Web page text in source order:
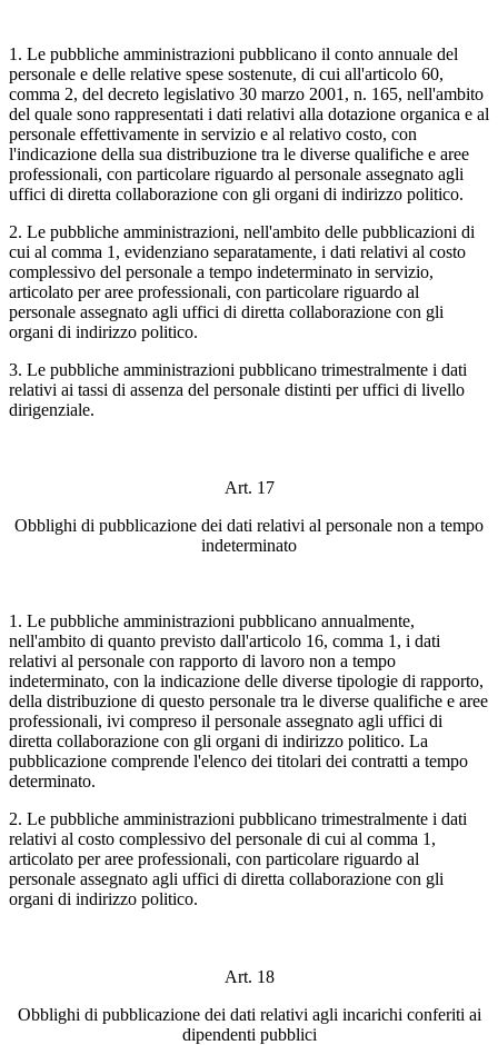
1. Le pubbliche amministrazioni pubblicano il conto annuale del
personale e delle relative spese sostenute, di cui all'articolo 60,
comma 2, del decreto legislativo 30 marzo 2001, n. 165, nell'ambito
del quale sono rappresentati i dati relativi alla dotazione organica e al
personale effettivamente in servizio e al relativo costo, con
l'indicazione della sua distribuzione tra le diverse qualifiche e aree
professionali, con particolare riguardo al personale assegnato agli
uffici di diretta collaborazione con gli organi di indirizzo politico.
2. Le pubbliche amministrazioni, nell'ambito delle pubblicazioni di
cui al comma 1, evidenziano separatamente, i dati relativi al costo
complessivo del personale a tempo indeterminato in servizio,
articolato per aree professionali, con particolare riguardo al
personale assegnato agli uffici di diretta collaborazione con gli
organi di indirizzo politico.
3. Le pubbliche amministrazioni pubblicano trimestralmente i dati
relativi ai tassi di assenza del personale distinti per uffici di livello
dirigenziale.
Art. 17
Obblighi di pubblicazione dei dati relativi al personale non a tempo
indeterminato
1. Le pubbliche amministrazioni pubblicano annualmente,
nell'ambito di quanto previsto dall'articolo 16, comma 1, i dati
relativi al personale con rapporto di lavoro non a tempo
indeterminato, con la indicazione delle diverse tipologie di rapporto,
della distribuzione di questo personale tra le diverse qualifiche e aree
professionali, ivi compreso il personale assegnato agli uffici di
diretta collaborazione con gli organi di indirizzo politico. La
pubblicazione comprende l'elenco dei titolari dei contratti a tempo
determinato.
2. Le pubbliche amministrazioni pubblicano trimestralmente i dati
relativi al costo complessivo del personale di cui al comma 1,
articolato per aree professionali, con particolare riguardo al
personale assegnato agli uffici di diretta collaborazione con gli
organi di indirizzo politico.
Art. 18
Obblighi di pubblicazione dei dati relativi agli incarichi conferiti ai
dipendenti pubblici